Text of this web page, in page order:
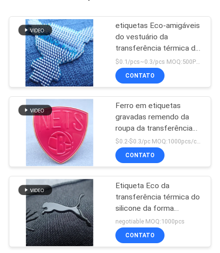
etiquetas Eco-amigáveis
do vestuário da
transferência térmica do
ponto do silicone
CONTATO
Ferro em etiquetas
gravadas remendo da
roupa da transferência
térmica do crachá da
roupa TPU
$0.2-$0.3/pc MOQ:1000pcs/color
CONTATO
Etiqueta Eco da
transferência térmica do
silicone da forma
amigável para o vestuário
do esporte
negotiable MOQ:1000pcs
CONTATO